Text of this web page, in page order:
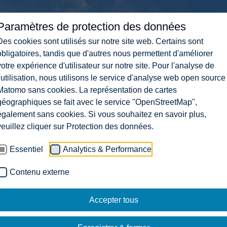
de protection des données
cookies sont utilisés sur notre site web. Certains sont
tandis que d'autres nous permettent d'améliorer
expérience d'utilisateur sur notre site. Pour l'analyse de
nous utilisons le service d'analyse web open source
sans cookies. La représentation de cartes
se fait avec le service "OpenStreetMap",
sans cookies. Si vous souhaitez en savoir plus,
cliquer sur Protection des données.
Essentiel Analytics & Performance
Contenu externe
Accepter tous
LA PAGE N'EXISTE